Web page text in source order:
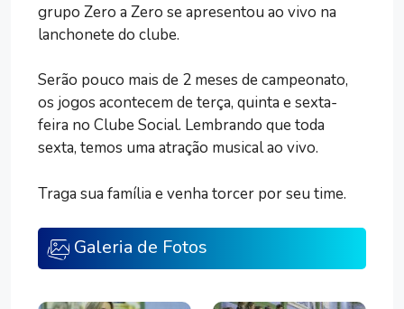
grupo Zero a Zero se apresentou ao vivo na
lanchonete do clube.
Serão pouco mais de 2 meses de campeonato,
os jogos acontecem de terça, quinta e sexta-
feira no Clube Social. Lembrando que toda
sexta, temos uma atração musical ao vivo.
Traga sua família e venha torcer por seu time.
Galeria de Fotos